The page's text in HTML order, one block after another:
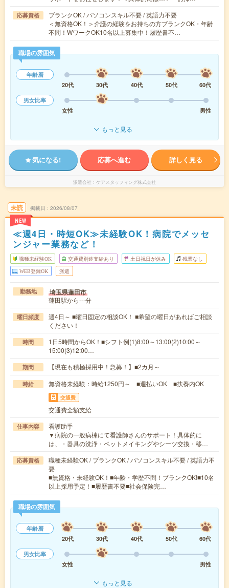
応募資格
ブランクOK / パソコンスキル不要 / 英語力不要
＜無資格OK！＞介護の経験をお持ちの方ブランクOK・年齢
不問！WワークOK10名以上募集中！履歴書不…
職場の雰囲気
年齢層
20代
30代 40代 50代
60代
男女比率
女性
男性
もっと見る
気になる! 応募へ進む 詳しく見る
派遣会社 ケアスタッフィング株式会社
未読
NEW
掲載日 2026/08/07
≪週4日・時短OK≫未経験OK！病院でメッセ
ンジャー業務など！
職種未経験OK 交通費別途支給あり 土日祝日が休み 残業なし
WEB登録OK 派遣
勤務地 埼玉県蓮田市
蓮田駅から---分
曜日頻度
週4日～ ■曜日固定の相談OK！ ■希望の曜日があればご相談
ください！
時間
1日5時間からOK！■シフト例(1)8:00～13:00(2)10:00～
15:00(3)12:00…
期間 【現在も積極採用中！急募！】■2カ月～
時給 無資格未経験：時給1250円～ ■週払いOK ■扶養内OK
交通費
交通費全額支給
仕事内容
看護助手
▼病院の一般病棟にて看護師さんのサポート！具体的に
は、・器具の洗浄・ベットメイキングやシーツ交換・移…
応募資格
職種未経験OK / ブランクOK / パソコンスキル不要 / 英語力不
要
■無資格・未経験OK！■年齢・学歴不問！ブランクOK!■10名
以上採用予定！■履歴書不要■社会保険完…
職場の雰囲気
年齢層
20代
30代 40代 50代
60代
男女比率
女性
男性
もっと見る